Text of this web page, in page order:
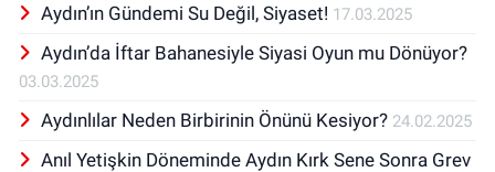
Aydın’ın Gündemi Su Değil, Siyaset! 17.03.2025
Aydın’da İftar Bahanesiyle Siyasi Oyun mu Dönüyor?
03.03.2025
Aydınlılar Neden Birbirinin Önünü Kesiyor? 24.02.2025
Anıl Yetişkin Döneminde Aydın Kırk Sene Sonra Grev